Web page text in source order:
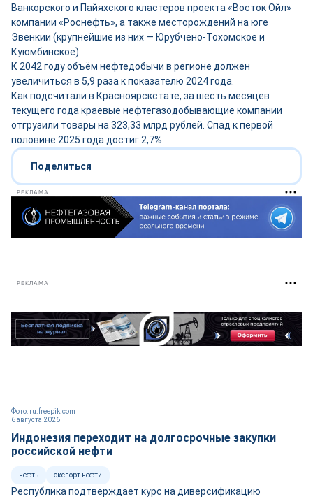
Ванкорского и Пайяхского кластеров проекта «Восток Ойл»
компании «Роснефть», а также месторождений на юге
Эвенкии (крупнейшие из них — Юрубчено-Тохомское и
Куюмбинское).
К 2042 году объём нефтедобычи в регионе должен
увеличиться в 5,9 раза к показателю 2024 года.
Как подсчитали в Красноярскстате, за шесть месяцев
текущего года краевые нефтегазодобывающие компании
отгрузили товары на 323,33 млрд рублей. Спад к первой
половине 2025 года достиг 2,7%.
Поделиться
РЕКЛАМА
РЕКЛАМА
6 августа 2026
Фото: ru.freepik.com
Индонезия переходит на долгосрочные закупки
российской нефти
нефть экспорт нефти
Республика подтверждает курс на диверсификацию